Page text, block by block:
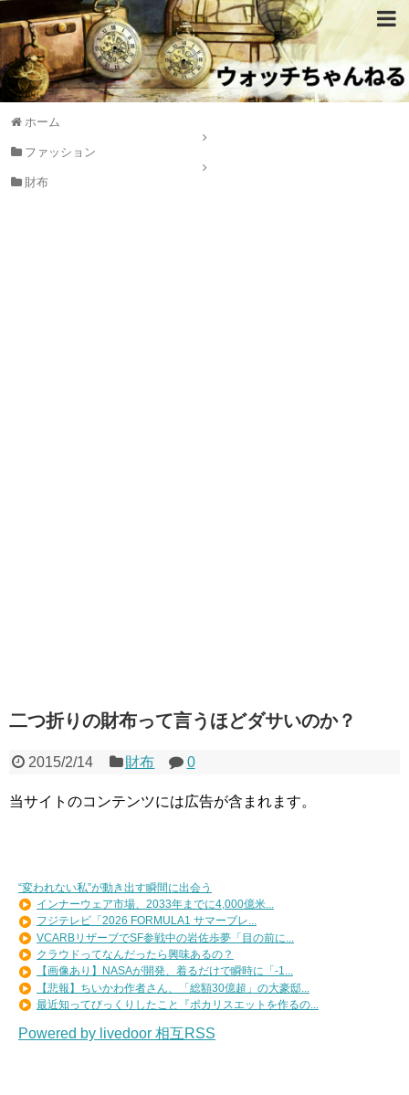
ホーム
ファッション
財布
二つ折りの財布って言うほどダサいのか？
2015/2/14 財布 0
当サイトのコンテンツには広告が含まれます。
“変われない私”が動き出す瞬間に出会う
インナーウェア市場、2033年までに4,000億米...
フジテレビ「2026 FORMULA1 サマーブレ...
VCARBリザーブでSF参戦中の岩佐歩夢「目の前に...
クラウドってなんだったら興味あるの？
【画像あり】NASAが開発、着るだけで瞬時に「-1...
【悲報】ちいかわ作者さん、「総額30億超」の大豪邸...
最近知ってびっくりしたこと『ポカリスエットを作るの...
Powered by livedoor 相互RSS